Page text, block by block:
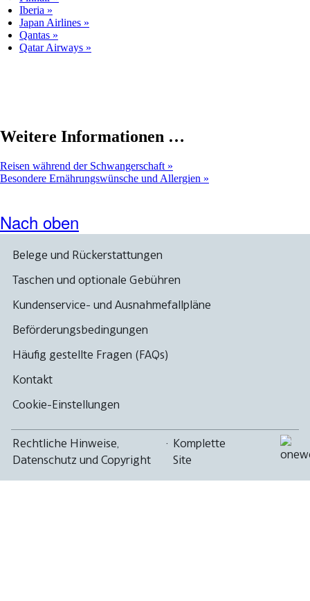
erfüllt.
Iberia
Japan Airlines
Qantas
Qatar Airways
Weitere Informationen …
Reisen während der Schwangerschaft
Besondere Ernährungswünsche und Allergien
Nach oben
Belege und Rückerstattungen
Taschen und optionale Gebühren
Kundenservice- und Ausnahmefallpläne
Beförderungsbedingungen
Häufig gestellte Fragen (FAQs)
Kontakt
Cookie-Einstellungen
Rechtliche Hinweise,
Datenschutz und Copyright
· Komplette
Site